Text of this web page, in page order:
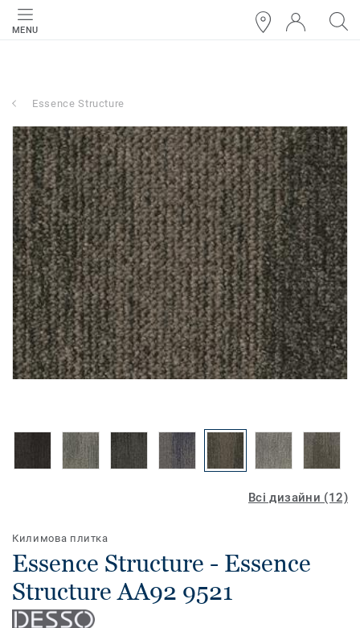
MENU
Essence Structure
Всі дизайни (12)
Килимова плитка
Essence Structure - Essence
Structure AA92 9521